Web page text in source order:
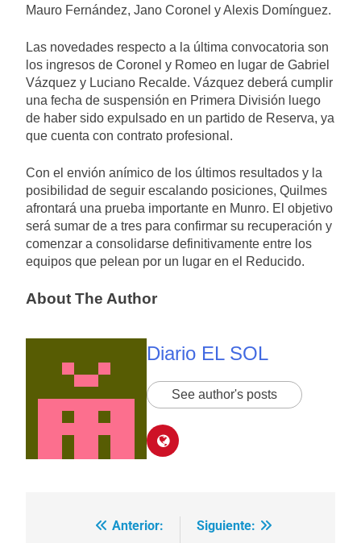
Mauro Fernández, Jano Coronel y Alexis Domínguez.
Las novedades respecto a la última convocatoria son
los ingresos de Coronel y Romeo en lugar de Gabriel
Vázquez y Luciano Recalde. Vázquez deberá cumplir
una fecha de suspensión en Primera División luego
de haber sido expulsado en un partido de Reserva, ya
que cuenta con contrato profesional.
Con el envión anímico de los últimos resultados y la
posibilidad de seguir escalando posiciones, Quilmes
afrontará una prueba importante en Munro. El objetivo
será sumar de a tres para confirmar su recuperación y
comenzar a consolidarse definitivamente entre los
equipos que pelean por un lugar en el Reducido.
About The Author
Diario EL SOL
See author's posts
Navegación
Anterior:
Siguiente: